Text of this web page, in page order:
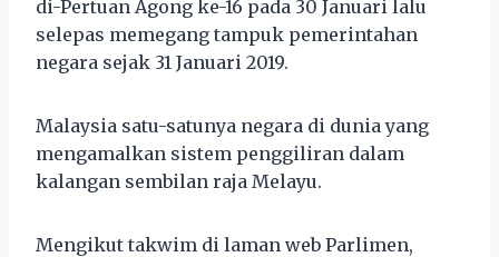
di-Pertuan Agong ke-16 pada 30 Januari lalu
selepas memegang tampuk pemerintahan
negara sejak 31 Januari 2019.
Malaysia satu-satunya negara di dunia yang
mengamalkan sistem penggiliran dalam
kalangan sembilan raja Melayu.
Mengikut takwim di laman web Parlimen,